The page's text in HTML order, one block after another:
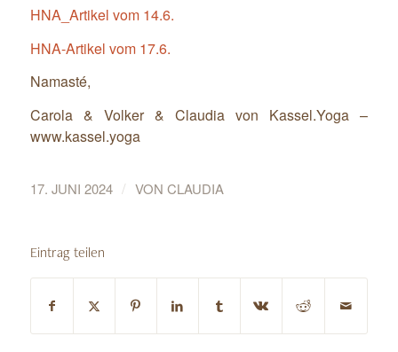
HNA_Artikel vom 14.6.
HNA-Artikel vom 17.6.
Namasté,
Carola & Volker & Claudia von Kassel.Yoga –
www.kassel.yoga
17. JUNI 2024 / VON CLAUDIA
Eintrag teilen